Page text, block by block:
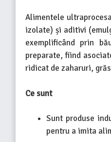
Alimentele
izolate) și aditivi
exemplificând prin
preparate, fiind
ridicat de zaharuri,
Ce sunt
Sunt produse
pentru a imita